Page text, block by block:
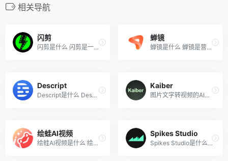
相关导航
闪剪
闪剪是什么 闪剪是一款基于人...
蝉镜
蝉镜是什么 蝉镜是营销数据分...
Descript
Descript是什么 Descript是AI...
Kaiber
图片文字转视频的AI引擎
绘蛙AI视频
绘蛙AI视频是什么 绘蛙AI视频...
Spikes Studio
Spikes Studio是什么 Spikes ...